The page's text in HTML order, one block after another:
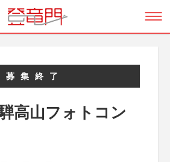
募集終了
高山フォトコン